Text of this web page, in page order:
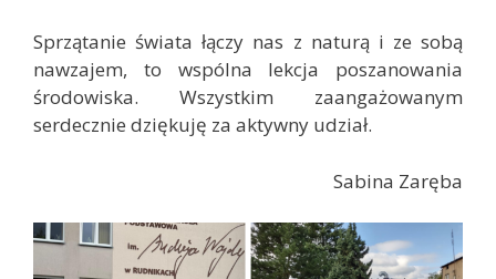
Sprzątanie świata łączy nas z naturą i ze sobą
nawzajem, to wspólna lekcja poszanowania
środowiska. Wszystkim zaangażowanym
serdecznie dziękuję za aktywny udział.
Sabina Zaręba